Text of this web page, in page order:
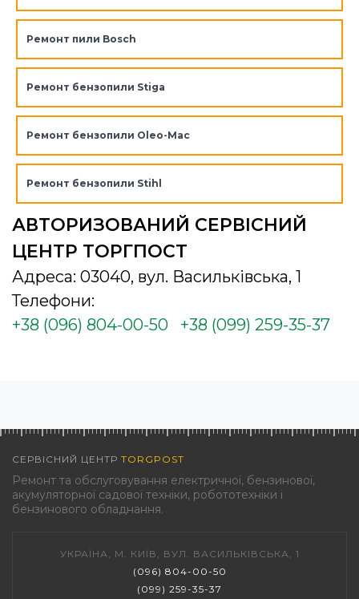
Ремонт пили Bosch
Ремонт бензопили Stiga
Ремонт бензопили Oleo-Mac
Ремонт бензопили Stihl
АВТОРИЗОВАНИЙ СЕРВІСНИЙ
ЦЕНТР ТОРГПОСТ
Адреса: 03040, вул. Васильківська, 1
Телефони:
+38 (096) 804-00-50
+38 (099) 259-35-37
СЕРВІСНИЙ ЦЕНТР TORGPOST
Ремонт та обслуговування електричної, бензинової,
акумуляторної садової техніки, робототехніки і
бензинового обладнання.
УКРАЇНА, М. КИЇВ, ВУЛ. ВАСИЛЬКІВСЬКА, 1
(096) 804-00-50
(099) 259-35-37